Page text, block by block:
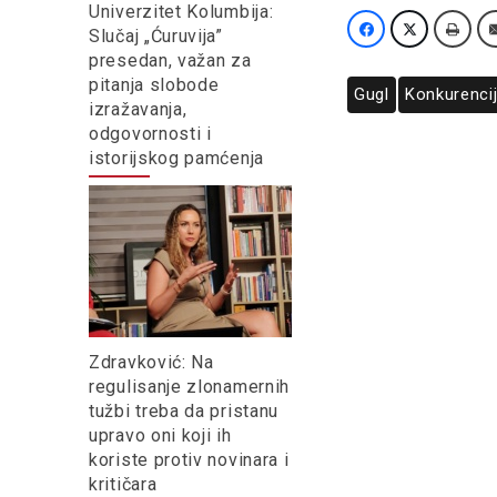
Univerzitet Kolumbija:
Slučaj „Ćuruvija”
presedan, važan za
pitanja slobode
izražavanja,
odgovornosti i
istorijskog pamćenja
Zdravković: Na
regulisanje zlonamernih
tužbi treba da pristanu
upravo oni koji ih
koriste protiv novinara i
kritičara
Gugl